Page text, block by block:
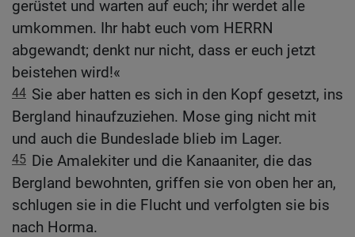
gerüstet und warten auf euch; ihr werdet alle
umkommen. Ihr habt euch vom HERRN
abgewandt; denkt nur nicht, dass er euch jetzt
beistehen wird!«
44 Sie aber hatten es sich in den Kopf gesetzt, ins
Bergland hinaufzuziehen. Mose ging nicht mit
und auch die Bundeslade blieb im Lager.
45 Die Amalekiter und die Kanaaniter, die das
Bergland bewohnten, griffen sie von oben her an,
schlugen sie in die Flucht und verfolgten sie bis
nach Horma.